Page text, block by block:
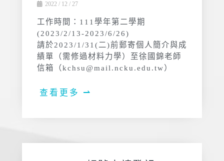
2022 / 12 / 27
工作時間：111學年第二學期
(2023/2/13-2023/6/26)
請於2023/1/31(二)前郵寄個人簡介與成
績單（需修過材料力學）至徐國錦老師
信箱（kchsu@mail.ncku.edu.tw）
查看更多 ⇀